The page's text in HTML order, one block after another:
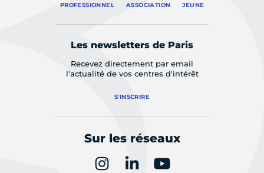
PROFESSIONNEL ASSOCIATION JEUNE
Les newsletters de Paris
Recevez directement par email
l'actualité de vos centres d'intérêt
S'INSCRIRE
Sur les réseaux